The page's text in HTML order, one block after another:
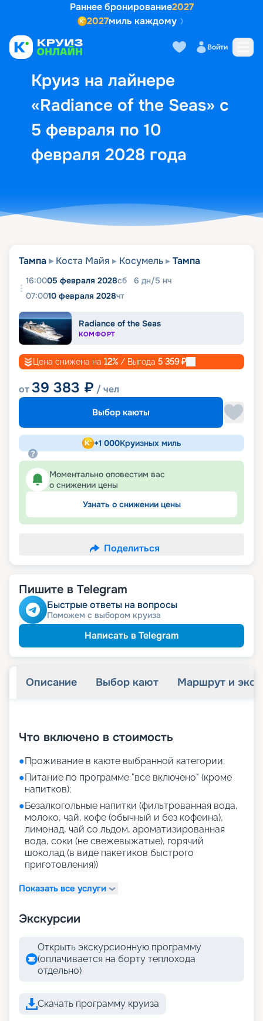
Раннее бронирование2027
2027миль каждому
Войти
Круиз на лайнере
«Radiance of the Seas» с
5 февраля по 10
февраля 2028 года
Выбор кают Маршрут и
Тампа Коста Майя Косумель Тампа
16:0005 февраля 2028сб 6 дн/5 нч
07:0010 февраля 2028чт
Radiance of the Seas
КОМФОРТ
Цена снижена на 12% / Выгода 5 359₽
от39 383 ₽ / чел
Выбор каюты
+1 000Круизных миль
Моментально оповестим вас
о снижении цены
Узнать о снижении цены
Поделиться
Пишите в Telegram
Быстрые ответы на вопросы
Поможем с выбором круиза
Написать в Telegram
Описание Выбор кают Маршрут и
Что включено в стоимость
●Проживание в каюте выбранной категории;
●Питание по программе "все включено" (кроме
напитков);
●Безалкогольные напитки (фильтрованная вода,
молоко, чай, кофе (обычный и без кофеина),
лимонад, чай со льдом, ароматизированная
вода, соки (не свежевыжатые), горячий
шоколад (в виде пакетиков быстрого
приготовления))
Показать все услуги
Экскурсии
Открыть экскурсионную программу
(оплачивается на борту теплохода
отдельно)
Скачать программу круиза